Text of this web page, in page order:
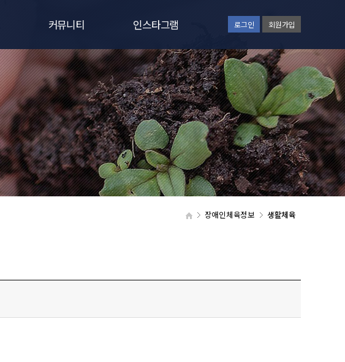
커뮤니티
공지사항
대회및일정
포토갤러리
동영상갤러리
자료실
인스타그램
인스타그램보기
로그인 회원가입
장애인체육정보 생활체육